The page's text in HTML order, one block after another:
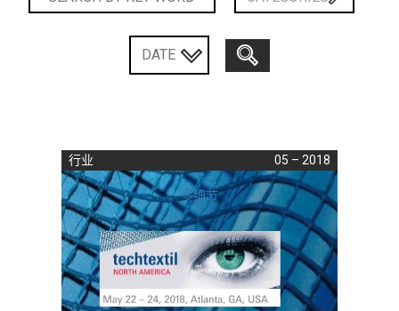
行业 05 – 2018
多细节